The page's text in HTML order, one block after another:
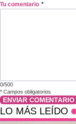
Tu comentario *
0/500
* Campos obligatorios
ENVIAR COMENTARIO
LO MÁS LEÍDO